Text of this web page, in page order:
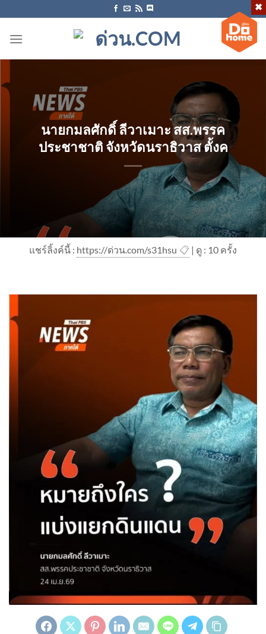
ไป
นายกมลศักดิ์ ลีวาเมาะ สส.พรรค
ประชาชาติ จังหวัดนราธิวาส ตั้งค
แชร์ลิ้งค์นี้ : https://ด่วน.com/s31hsu 📋 | ดู : 10 ครั้ง